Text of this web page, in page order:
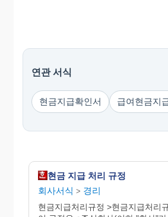
연관 서식
현금지급확인서 급여현금지
현금 지급 처리 규정
회사서식 > 경리
현금지급처리규정 >현금지급처리